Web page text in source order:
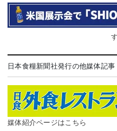
日本食糧新聞社発行の他媒体記事
媒体紹介ページはこちら